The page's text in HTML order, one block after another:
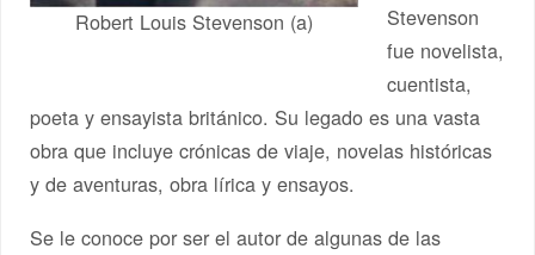
Robert Louis Stevenson (a)
Stevenson
fue novelista,
cuentista,
poeta y ensayista británico. Su legado es una vasta
obra que incluye crónicas de viaje, novelas históricas
y de aventuras, obra lírica y ensayos.
Se le conoce por ser el autor de algunas de las